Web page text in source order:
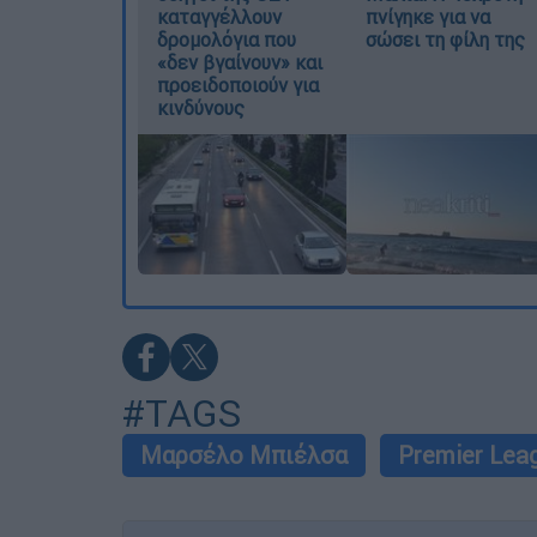
καταγγέλλουν
δρομολόγια που
«δεν βγαίνουν» και
προειδοποιούν για
κινδύνους
πνίγηκε για να
σώσει τη φίλη της
#TAGS
Μαρσέλο Μπιέλσα Premier